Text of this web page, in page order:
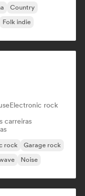
Country
Folk indie
Electronic rock
carreiras
rock
Garage rock
Noise